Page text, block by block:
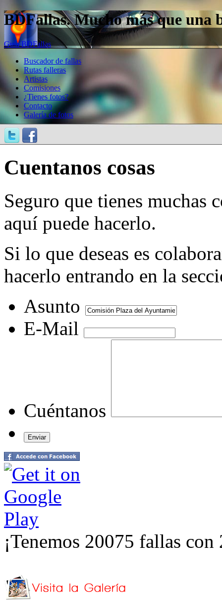
BDFallas. Mucho más que una
Guía BDFallas
Buscador de fallas
Rutas falleras
Artistas
Comisiones
¿Tienes fotos?
Contacto
Galería de fotos
Cuentanos cosas
Seguro que tienes muchas
aquí puede hacerlo.
Si lo que deseas es
hacerlo entrando en la
Asunto
E-Mail
Cuéntanos
¡Tenemos 20075 fallas